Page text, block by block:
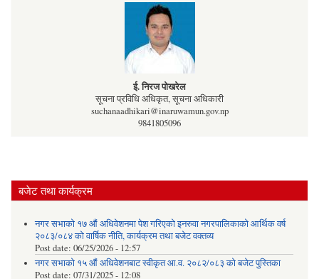
ई. निरज पोखरेल
सूचना प्रविधि अधिकृत, सूचना अधिकारी
suchanaadhikari@inaruwamun.gov.np
9841805096
बजेट तथा कार्यक्रम
नगर सभाको १७ औं अधिवेशनमा पेश गरिएको इनरुवा नगरपालिकाको आर्थिक वर्ष
२०८३/०८४ को वार्षिक नीति, कार्यक्रम तथा बजेट वक्तव्य
Post date: 06/25/2026 - 12:57
नगर सभाको १५ औं अधिवेशनबाट स्वीकृत आ.व. २०८२/०८३ को बजेट पुस्तिका
Post date: 07/31/2025 - 12:08